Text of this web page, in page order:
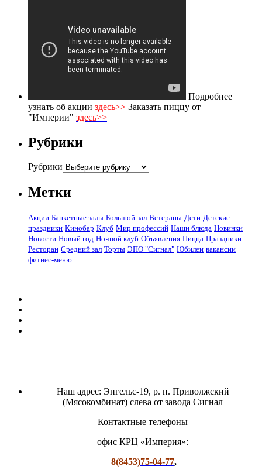
Подробнее
узнать об акции здесь>> Заказать пиццу от
"Империи" здесь>>
Рубрики
Рубрики
Метки
Акции Банкетные залы Большой зал Ветераны Дети Детские
праздники Кинобар Клуб Мир профессий Наши блюда Новинки
Новости Новый год Ночной клуб Объявления Пицца Праздники
Ресторан Средний зал Торты ЭПО "Сигнал" Юбилеи вакансии
фитнес-меню
Наш адрес: Энгельс-19, р. п. Приволжский
(Мясокомбинат) слева от завода Сигнал
Контактные телефоны
офис КРЦ «Империя»:
8(8453)75-04-77,